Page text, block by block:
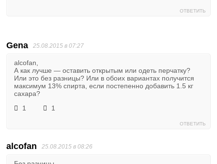
ОТВЕТИТЬ
Gena 25.08.2015 в 07:27
alcofan,
А как лучше — оставить открытым или одеть перчатку?
Или это без разницы? Или в обоих вариантах получится
максимум 13% спирта, если постепенно добавить 1.5 кг
сахара?
1
1
ОТВЕТИТЬ
alcofan 25.08.2015 в 08:26